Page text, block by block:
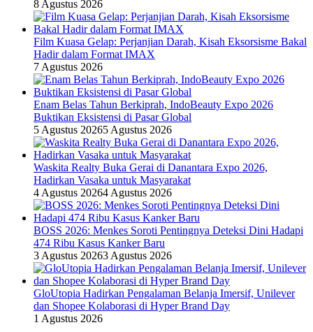
8 Agustus 2026
Film Kuasa Gelap: Perjanjian Darah, Kisah Eksorsisme Bakal
Hadir dalam Format IMAX
7 Agustus 2026
Enam Belas Tahun Berkiprah, IndoBeauty Expo 2026
Buktikan Eksistensi di Pasar Global
5 Agustus 20265 Agustus 2026
Waskita Realty Buka Gerai di Danantara Expo 2026,
Hadirkan Vasaka untuk Masyarakat
4 Agustus 20264 Agustus 2026
BOSS 2026: Menkes Soroti Pentingnya Deteksi Dini Hadapi
474 Ribu Kasus Kanker Baru
3 Agustus 20263 Agustus 2026
GloUtopia Hadirkan Pengalaman Belanja Imersif, Unilever
dan Shopee Kolaborasi di Hyper Brand Day
1 Agustus 2026